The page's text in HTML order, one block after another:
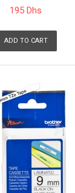
195 Dhs
ADD TO CART